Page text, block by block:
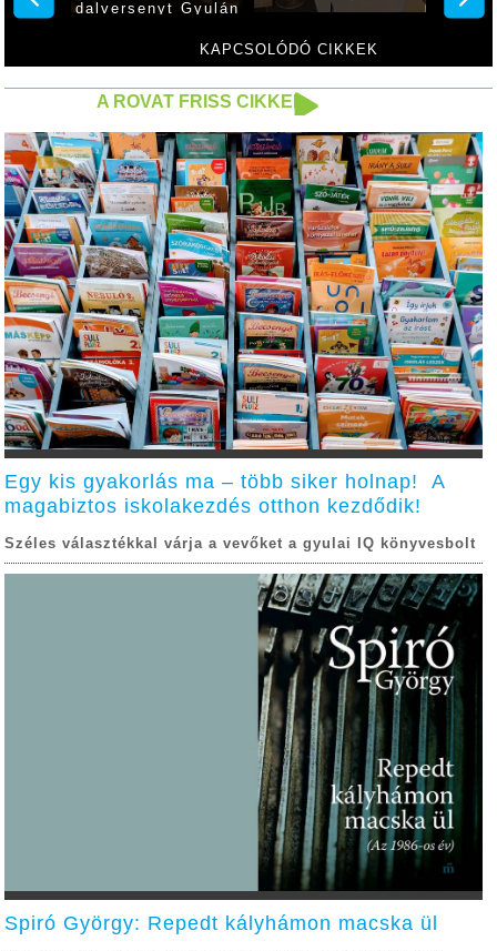
KAPCSOLÓDÓ CIKKEK
dalversenyt Gyulán
A ROVAT FRISS CIKKEI
Egy kis gyakorlás ma – több siker holnap! A
magabiztos iskolakezdés otthon kezdődik!
Széles választékkal várja a vevőket a gyulai IQ könyvesbolt
Spiró György: Repedt kályhámon macska ül